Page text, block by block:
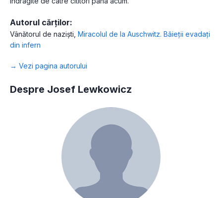
Autorul cărților:
Vânătorul de naziști Miracolul de la Auschwitz. Băieții evadați
din infern
→ Vezi pagina autorului
Despre Josef Lewkowicz